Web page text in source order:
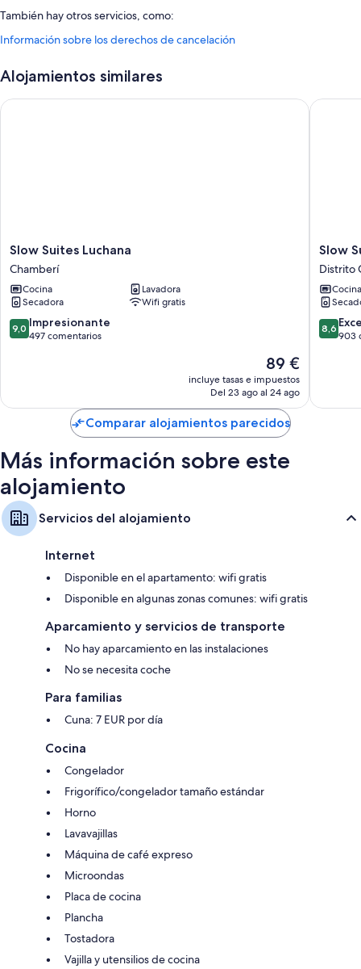
También hay otros servicios, como:
Desayuno bufé (de pago), un salón de fiestas y espacios de
Espacios sin humos, servicios de conserjería y un ascensor
Un salón de eventos, una sala de reuniones y un servicio de
estar independientes y comedores independientes.
Además, otros servicios de los que disfrutarás incluyen:
Artículos de higiene personal de diseño, bañeras profundas y bidés
Televisiones LED de 55 pulgadas con canales por cable
Armarios o roperos, zonas de estar independientes y comedores
Información sobre los derechos de cancelación
Alojamientos similares
Slow
Suites
Luchana
Chamberí
Slow Suites Luchana
Chamberí
Cocina
Lavadora
Secadora
Wifi gratis
9.0
sobre
9,0 Impresionante
497 comentarios
El
precio
actual
de
89 €
89 €
incluye tasas e impuestos
Del 23 ago al 24 ago
Slow Suites Luchana
Slow
Suites
Chueca
Distrito
Centro
de
Madrid
Slow
Distrito
Cocina
8.6
sobre
8,6
903
Slow
Comparar alojamientos parecidos
Más información sobre este
alojamiento
Servicios del alojamiento
Internet
Disponible en el apartamento: wifi gratis
Disponible en algunas zonas comunes: wifi gratis
Aparcamiento y servicios de transporte
No hay aparcamiento en las instalaciones
No se necesita coche
Para familias
Cuna: 7 EUR por día
Cocina
Congelador
Frigorífico/congelador tamaño estándar
Horno
Lavavajillas
Máquina de café expreso
Microondas
Placa de cocina
Plancha
Tostadora
Vajilla y utensilios de cocina